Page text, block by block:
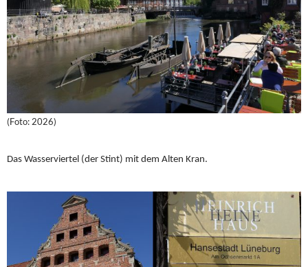
(Foto: 2026)
Das Wasserviertel (der Stint) mit dem Alten Kran.